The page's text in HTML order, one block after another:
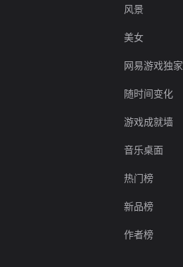
风景
美女
网易游戏独家
随时间变化
游戏成就墙
音乐桌面
热门榜
新品榜
作者榜